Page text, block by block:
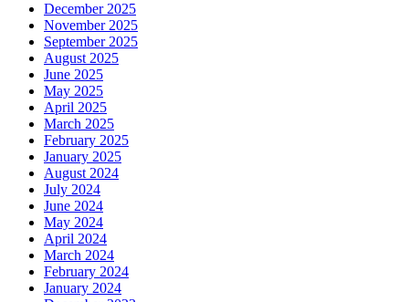
December 2025
November 2025
September 2025
August 2025
June 2025
May 2025
April 2025
March 2025
February 2025
January 2025
August 2024
July 2024
June 2024
May 2024
April 2024
March 2024
February 2024
January 2024